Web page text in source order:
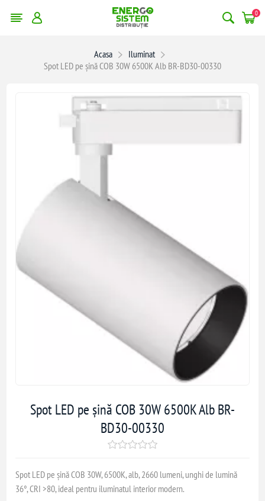
0
Acasa
Iluminat
Spot LED pe șină COB 30W 6500K Alb BR-BD30-00330
Spot LED pe șină COB 30W 6500K Alb BR-
BD30-00330
Spot LED pe șină COB 30W, 6500K, alb, 2660 lumeni, unghi de lumină
36°, CRI >80, ideal pentru iluminatul interior modern.